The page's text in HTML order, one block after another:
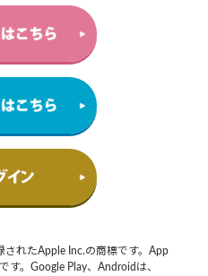
されたApple Inc.の商標です。App
す。Google Play、Androidは、